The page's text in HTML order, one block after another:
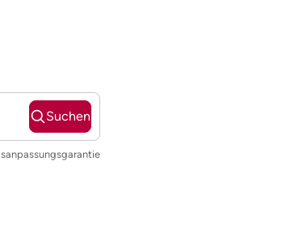
Suchen